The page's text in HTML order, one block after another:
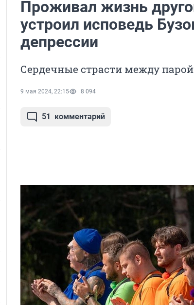
Проживал жизнь
устроил исповедь
депрессии
Сердечные страсти между
9 мая 2024, 22:15 8 094
51 комментарий